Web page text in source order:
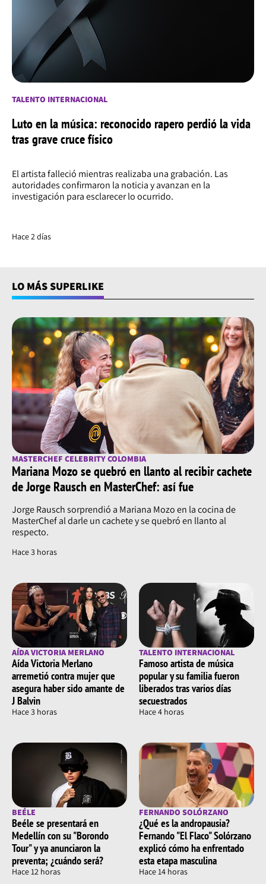
TALENTO INTERNACIONAL
Luto en la música: reconocido rapero perdió la vida
tras grave cruce físico
El artista falleció mientras realizaba una grabación. Las
autoridades confirmaron la noticia y avanzan en la
investigación para esclarecer lo ocurrido.
Hace 2 días
LO MÁS SUPERLIKE
MASTERCHEF CELEBRITY COLOMBIA
Mariana Mozo se quebró en llanto al recibir cachete
de Jorge Rausch en MasterChef: así fue
Jorge Rausch sorprendió a Mariana Mozo en la cocina de
MasterChef al darle un cachete y se quebró en llanto al
respecto.
Hace 3 horas
AÍDA VICTORIA MERLANO
Aída Victoria Merlano
arremetió contra mujer que
asegura haber sido amante de
J Balvin
Hace 3 horas
TALENTO INTERNACIONAL
Famoso artista de música
popular y su familia fueron
liberados tras varios días
secuestrados
Hace 4 horas
BEÉLE
Beéle se presentará en
Medellín con su "Borondo
Tour" y ya anunciaron la
preventa; ¿cuándo será?
Hace 12 horas
FERNANDO SOLÓRZANO
¿Qué es la andropausia?
Fernando "El Flaco" Solórzano
explicó cómo ha enfrentado
esta etapa masculina
Hace 14 horas